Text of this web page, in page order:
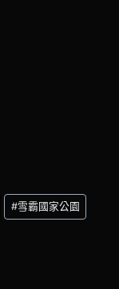
#雪霸國家公園